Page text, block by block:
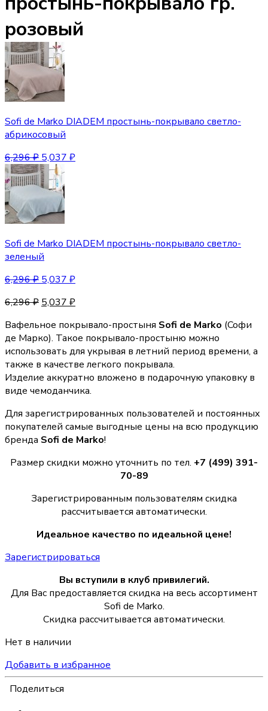
розовый
Sofi de Marko DIADEM простынь-покрывало светло-
абрикосовый
6,296₽ 5,037 ₽
Sofi de Marko DIADEM простынь-покрывало светло-
зеленый
6,296₽ 5,037 ₽
6,296₽ 5,037 ₽
Вафельное покрывало-простыня Sofi de Marko (Coфи
де Марко). Такое покрывало-простыню можно
использовать для укрывая в летний период времени, а
также в качестве легкого покрывала.
Изделие аккуратно вложено в подарочную упаковку в
виде чемоданчика.
Для зарегистрированных пользователей и постоянных
покупателей самые выгодные цены на всю продукцию
бренда Sofi de Marko!
Размер скидки можно уточнить по тел. +7 (499) 391-
70-89
Зарегистрированным пользователям скидка
рассчитывается автоматически.
Идеальное качество по идеальной цене!
Зарегистрироваться
Вы вступили в клуб привилегий.
Для Вас предоставляется скидка на весь ассортимент
Sofi de Marko.
Скидка рассчитывается автоматически.
Нет в наличии
Добавить в избранное
Поделиться